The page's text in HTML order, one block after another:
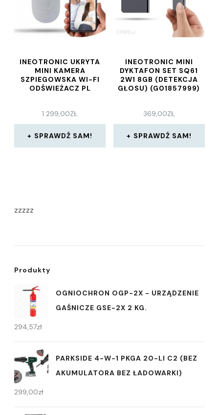
INEOTRONIC UKRYTA
MINI KAMERA
SZPIEGOWSKA WI-FI
ODŚWIEŻACZ PL
1 299,00ZŁ
SPRAWDŹ SAM!
INEOTRONIC MINI
DYKTAFON SET SQ61
2W1 8GB (DETEKCJA
GŁOSU) (G01857999)
369,00ZŁ
SPRAWDŹ SAM!
zzzzz
Produkty
OGNIOCHRON OGP-2X - URZĄDZENIE
GAŚNICZE GSE-2X 2 KG.
294,57zł
PARKSIDE 4-W-1 PKGA 20-LI C2 (BEZ
AKUMULATORA BEZ ŁADOWARKI)
299,00zł